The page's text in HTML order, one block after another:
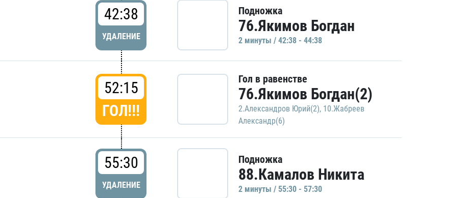
42:38
УДАЛЕНИЕ
Подножка
76.Якимов Богдан
2 минуты / 42:38 - 44:38
52:15
ГОЛ!!!
Гол в равенстве
76.Якимов Богдан(2)
2.Александров Юрий(2), 10.Жабреев
Александр(6)
55:30
УДАЛЕНИЕ
Подножка
88.Камалов Никита
2 минуты / 55:30 - 57:30